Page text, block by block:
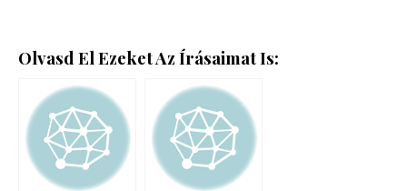
Olvasd El Ezeket Az Írásaimat Is: